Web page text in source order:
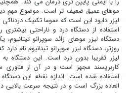
موهای عمیق ضعیف تر است. موضوع مهم
لیزر دایود این است که عموما تکنیک
استفاده از دستگاه درد و ناراحتی بیشتری
دستگاه لیزر موهای زائد سوپرانو
روزتر، دستگاه لیزر سوپرانو تیتانیوم نام
لیزر تقریبا بدون درد است. این
کاربرپسند مجهز است و در آن از فناوری
استفاده شده است. اندازه نقطه این
العاده بزرگ است و در نتیجه سرعت بالایی